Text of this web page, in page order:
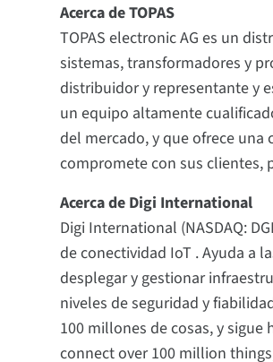
Acerca de TOPAS
TOPAS electronic AG es un
sistemas, transformadores y
distribuidor y representante y
un equipo altamente
del mercado, y que ofrece una
compromete con sus clientes,
Acerca de Digi International
Digi International (NASDAQ:
de conectividad IoT . Ayuda a
desplegar y gestionar
niveles de seguridad y
100 millones de cosas, y
connect over 100 million